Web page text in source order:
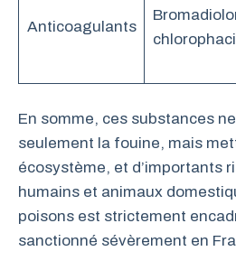
Anticoagulants
En somme, ces substances
seulement la fouine, mais
écosystème, et d’importants
humains et animaux
poisons est strictement
sanctionné sévèrement en